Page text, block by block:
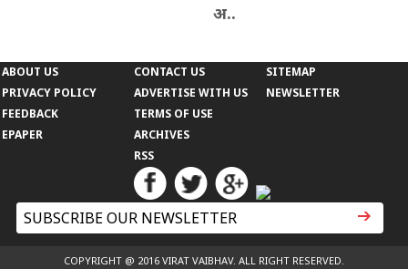
अ..
ABOUT US
PRIVACY POLICY
CONTACT US
ADVERTISE WITH US
SITEMAP
NEWSLETTER
FEEDBACK
EPAPER
TERMS OF USE
ARCHIVES
RSS
COPYRIGHT @ 2016 VIRAT VAIBHAV. ALL RIGHT RESERVED.